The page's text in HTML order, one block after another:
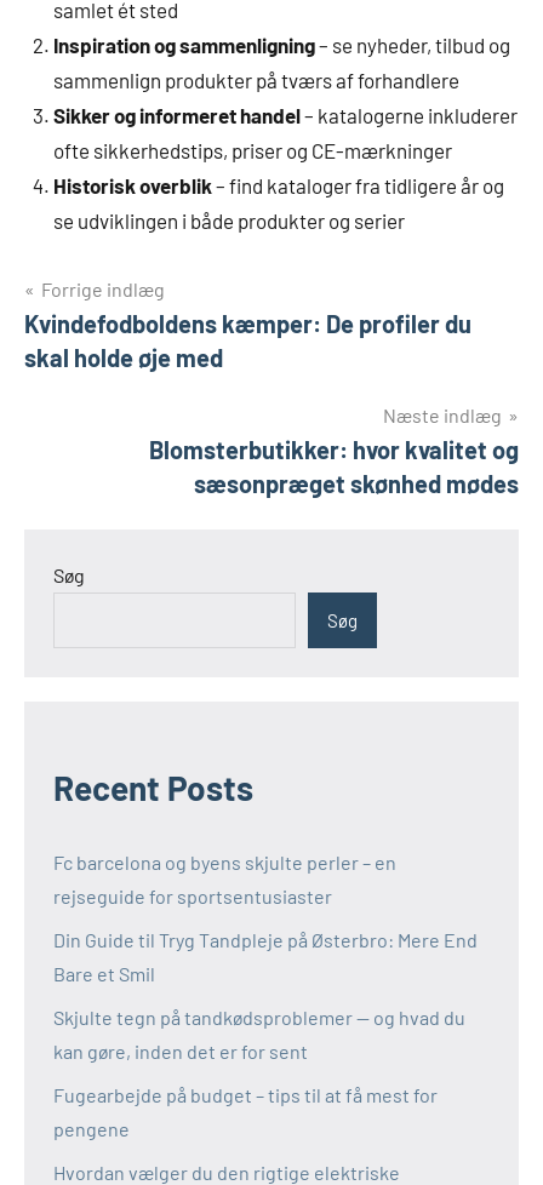
samlet ét sted
Inspiration og sammenligning– se nyheder, tilbud og
sammenlign produkter på tværs af forhandlere
Sikker og informeret handel– katalogerne inkluderer
ofte sikkerhedstips, priser og CE-mærkninger
Historisk overblik– find kataloger fra tidligere år og
se udviklingen i både produkter og serier
Indlægsnavigation
Forrige indlæg
Kvindefodboldens kæmper: De profiler du
skal holde øje med
Næste indlæg
Blomsterbutikker: hvor kvalitet og
sæsonpræget skønhed mødes
Søg
Søg
Recent Posts
Fc barcelona og byens skjulte perler – en
rejseguide for sportsentusiaster
Din Guide til Tryg Tandpleje på Østerbro: Mere End
Bare et Smil
Skjulte tegn på tandkødsproblemer — og hvad du
kan gøre, inden det er for sent
Fugearbejde på budget – tips til at få mest for
pengene
Hvordan vælger du den rigtige elektriske